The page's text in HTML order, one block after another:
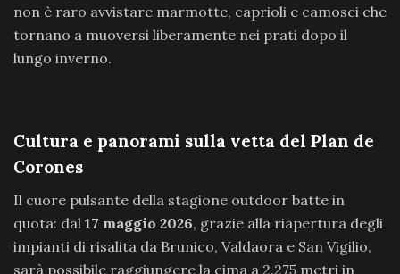
non è raro avvistare marmotte, caprioli e camosci che
tornano a muoversi liberamente nei prati dopo il
lungo inverno.
Cultura e panorami sulla vetta del Plan de
Corones
Il cuore pulsante della stagione outdoor batte in
quota: dal 17 maggio 2026, grazie alla riapertura degli
impianti di risalita da Brunico, Valdaora e San Vigilio,
sarà possibile raggiungere la cima a 2.275 metri in